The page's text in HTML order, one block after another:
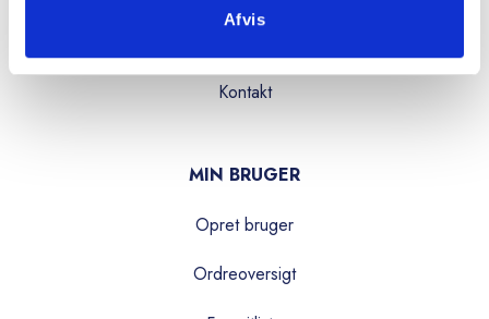
Afvis
Kontakt
MIN BRUGER
Opret bruger
Ordreoversigt